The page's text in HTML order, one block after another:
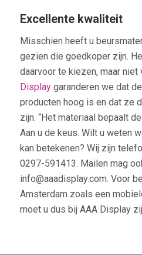
Excellente kwaliteit
Misschien heeft u
gezien die goedkoper zijn.
daarvoor te kiezen, maar niet
Displaygaranderen we dat
producten hoog is en dat ze
zijn. “Het materiaal bepaalt
Aan u de keus. Wilt u weten
kan betekenen? Wij zijn
0297-591413. Mailen mag
info@aaadisplay.com. Voor
Amsterdam zoals een
moet u dus bij AAA Display